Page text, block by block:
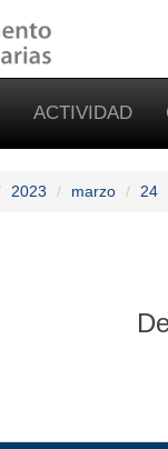
ACTIVIDAD
2023 marzo 24